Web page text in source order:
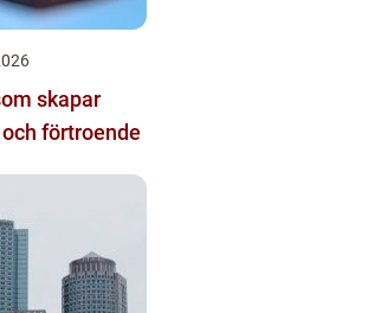
skapar
förtroende